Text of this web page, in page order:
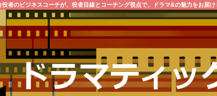
役者のビジネスコーチが、役者目線とコーチング視点で、ドラマ&の魅力をお届け